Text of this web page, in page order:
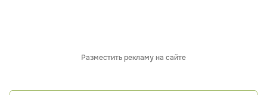
Разместить рекламу на сайте